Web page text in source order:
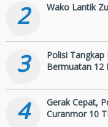
2 Wako Lantik
3
Polisi Tangkap
Bermuatan 12
4
Gerak Cepat,
Curanmor 10